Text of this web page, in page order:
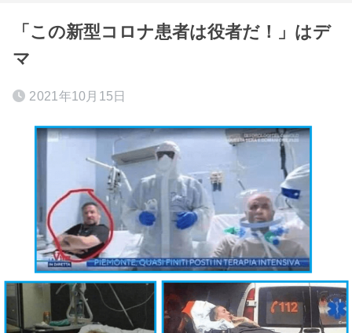
「この新型コロナ患者は役者だ！」はデ
マ
2021年10月15日